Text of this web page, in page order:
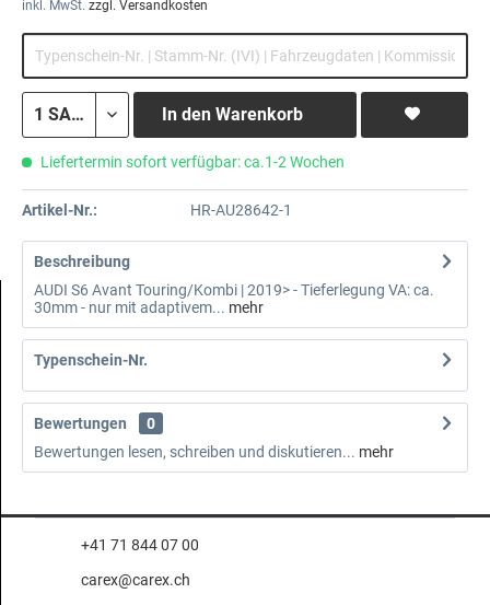
inkl. MwSt. zzgl. Versandkosten
In den Warenkorb
Liefertermin sofort verfügbar: ca.1-2 Wochen
Artikel-Nr.: HR-AU28642-1
Beschreibung
AUDI S6 Avant Touring/Kombi | 2019> - Tieferlegung VA: ca.
30mm - nur mit adaptivem... mehr
Typenschein-Nr.
Bewertungen
0
Bewertungen lesen, schreiben und diskutieren... mehr
+41 71 844 07 00
carex@carex.ch